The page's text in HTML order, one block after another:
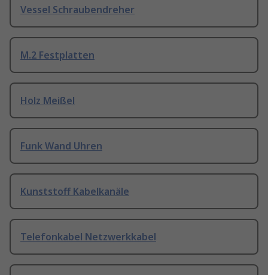
Vessel Schraubendreher
M.2 Festplatten
Holz Meißel
Funk Wand Uhren
Kunststoff Kabelkanäle
Telefonkabel Netzwerkkabel